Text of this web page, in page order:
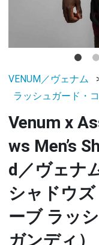
VENUM／ヴェナム
ラッシュガード・
Venum x
ws Men’s
d／ヴェナ
シャドウ
ーブ ラッ
ガンディ）